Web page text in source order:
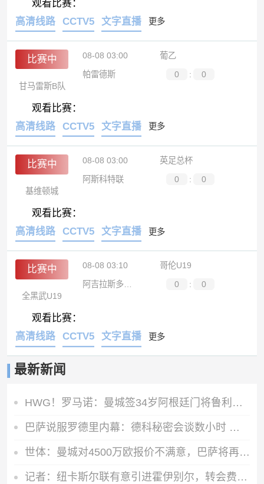
观看比赛：
高清线路
CCTV5 文字直播 更多
比赛中 08-08 03:00
葡乙
帕雷德斯
0 :
0
甘马雷斯B队
观看比赛：
高清线路
CCTV5 文字直播 更多
比赛中 08-08 03:00
英足总杯
阿斯科特联
0 :
0
基维顿城
观看比赛：
高清线路
CCTV5 文字直播 更多
比赛中 08-08 03:10
哥伦U19
阿吉拉斯多拉达斯U19
0 :
0
全黑武U19
观看比赛：
高清线路
CCTV5 文字直播 更多
最新新闻
HWG！罗马诺：曼城签34岁阿根廷门将鲁利达协议，合同2+1
巴萨说服罗德里内幕：德科秘密会谈数小时 弗里克多次致电
世体：曼城对4500万欧报价不满意，巴萨将再次报价罗德里
记者：纽卡斯尔联有意引进霍伊别尔，转会费1000万-1500万英镑